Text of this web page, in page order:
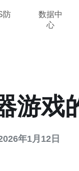
防
数据中
心
游戏
年1月12日